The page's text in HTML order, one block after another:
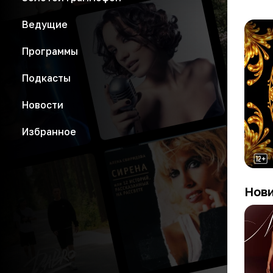
Ведущие
Программы
Подкасты
Новости
Избранное